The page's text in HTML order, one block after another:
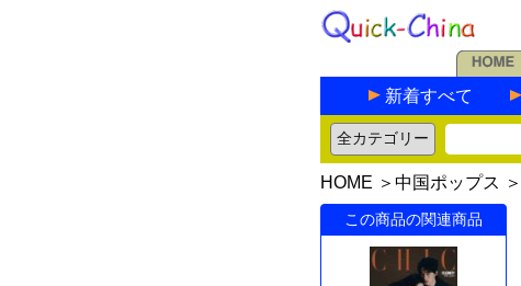
新着すべて
HOME ＞ 中国ポップス ＞
この商品の関連商品